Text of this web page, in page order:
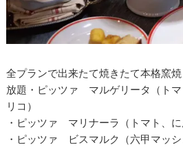
全プランで出来たて焼きたて本格窯
放題・ピッツァ マルゲリータ（ト
リコ）
・ピッツァ マリナーラ（トマト、に
・ピッツァ ビスマルク（六甲マッシ